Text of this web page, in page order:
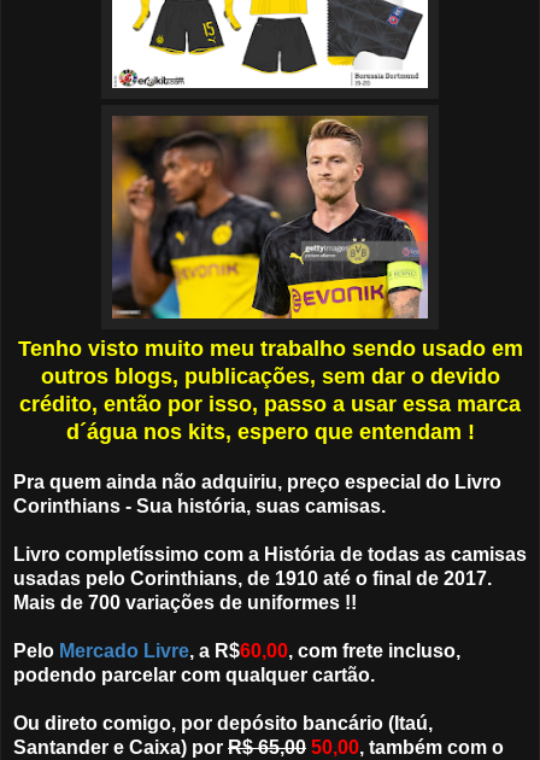
Tenho visto muito meu trabalho sendo usado em
outros blogs, publicações, sem dar o devido
crédito, então por isso, passo a usar essa marca
d´água nos kits, espero que entendam !
Pra quem ainda não adquiriu, preço especial do Livro
Corinthians - Sua história, suas camisas.
Livro completíssimo com a História de todas as camisas
usadas pelo Corinthians, de 1910 até o final de 2017.
Mais de 700 variações de uniformes !!
Pelo Mercado Livre, a R$60,00, com frete incluso,
podendo parcelar com qualquer cartão.
Ou direto comigo, por depósito bancário (Itaú,
Santander e Caixa) por R$ 65,00 50,00, também com o